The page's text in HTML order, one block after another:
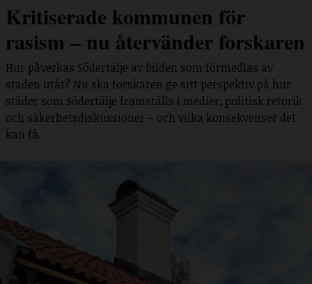
Kritiserade kommunen för
rasism – nu återvänder forskaren
Hur påverkas Södertälje av bilden som förmedlas av
staden utåt? Nu ska forskaren ge sitt perspektiv på hur
städer som Södertälje framställs i medier, politisk retorik
och säkerhetsdiskussioner – och vilka konsekvenser det
kan få.